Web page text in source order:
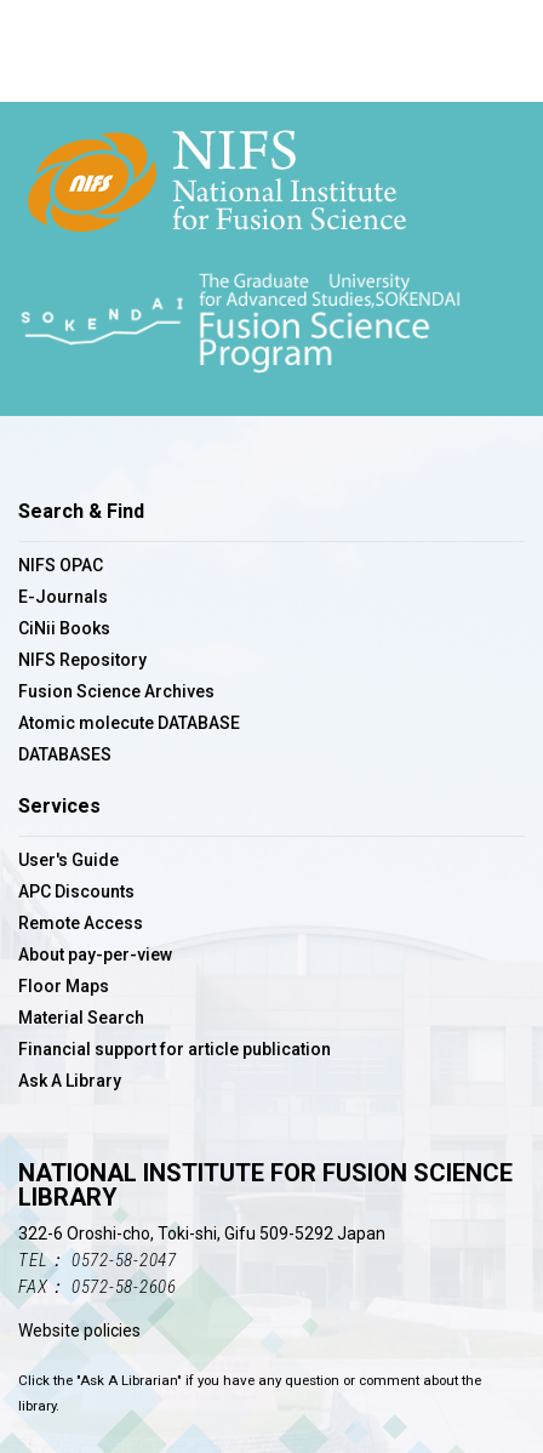
Search & Find
NIFS OPAC
E-Journals
CiNii Books
NIFS Repository
Fusion Science Archives
Atomic molecute DATABASE
DATABASES
Services
User's Guide
APC Discounts
Remote Access
About pay-per-view
Floor Maps
Material Search
Financial support for article publication
Ask A Library
NATIONAL INSTITUTE FOR FUSION SCIENCE
LIBRARY
322-6 Oroshi-cho, Toki-shi, Gifu 509-5292 Japan
TEL： 0572-58-2047
FAX： 0572-58-2606
Website policies
Click the "Ask A Librarian" if you have any question or comment about the
library.